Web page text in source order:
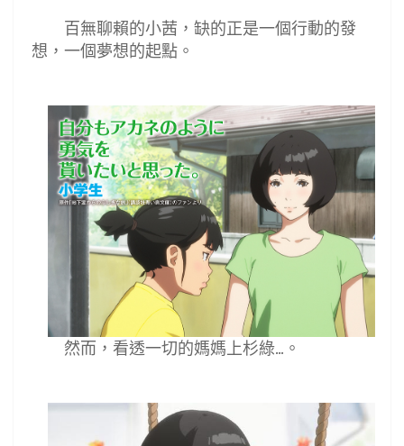
百無聊賴的小茜，缺的正是一個行動的發
想，一個夢想的起點。
然而，看透一切的媽媽上杉綠... 。